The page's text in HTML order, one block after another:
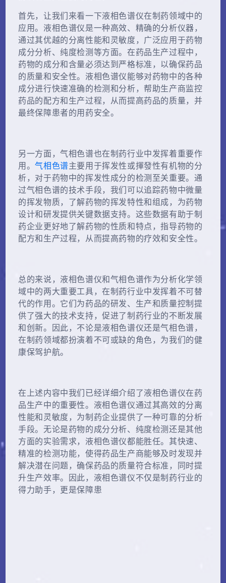
首先，让我们来看一下液相色谱仪在制药领域中的
应用。液相色谱仪是一种高效、精确的分析仪器，
通过其优越的分离性能和灵敏度，广泛应用于药物
成分分析、纯度检测等方面。在药品生产过程中，
药物的成分和含量必须达到严格标准，以确保药品
的质量和安全性。液相色谱仪能够对药物中的各种
成分进行快速准确的检测和分析，帮助生产商监控
药品的配方和生产过程，从而提高药品的质量，并
最终保障患者的用药安全。
另一方面，气相色谱也在制药行业中发挥着重要作
用。气相色谱主要用于挥发性或揮發性有机物的分
析，对于药物中的挥发性成分的检测至关重要。通
过气相色谱的技术手段，我们可以追踪药物中微量
的挥发物质，了解药物的挥发特性和组成，为药物
设计和研发提供关键数据支持。这些数据有助于制
药企业更好地了解药物的性质和特点，指导药物的
配方和生产过程，从而提高药物的疗效和安全性。
总的来说，液相色谱仪和气相色谱作为分析化学领
域中的两大重要工具，在制药行业中发挥着不可替
代的作用。它们为药品的研发、生产和质量控制提
供了强大的技术支持，促进了制药行业的不断发展
和创新。因此，不论是液相色谱仪还是气相色谱，
在制药领域都扮演着不可或缺的角色，为我们的健
康保驾护航。
在上述内容中我们已经详细介绍了液相色谱仪在药
品生产中的重要性。液相色谱仪通过其高效的分离
性能和灵敏度，为制药企业提供了一种可靠的分析
手段。无论是药物的成分分析、纯度检测还是其他
方面的实验需求，液相色谱仪都能胜任。其快速、
精准的检测功能，使得药品生产商能够及时发现并
解决潜在问题，确保药品的质量符合标准，同时提
升生产效率。因此，液相色谱仪不仅是制药行业的
得力助手，更是保障患